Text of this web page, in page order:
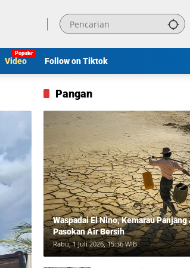
Video Follow on Tiktok
Pangan
Waspadai El Nino, Kemarau Panjang
Pasokan Air Bersih
Rabu, 1 Juli 2026, 15:36 WIB